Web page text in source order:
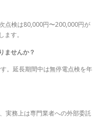
点検は80,000円〜200,000円が
す。
ませんか？
。延長期間中は無停電点検を年
実務上は専門業者への外部委託